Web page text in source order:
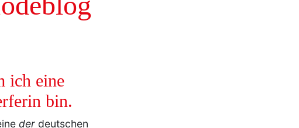
ich eine
bin.
der deutschen